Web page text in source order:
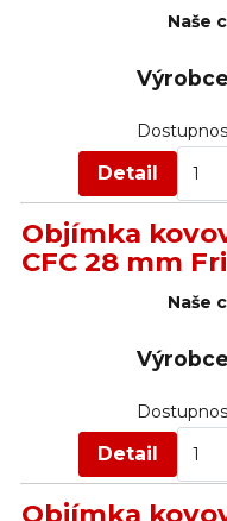
Naše
Detail
Objímka
CFC 28 mm
Naše
Detail
Objímka